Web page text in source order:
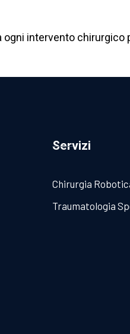
ogni intervento
Servizi
Chirurgia
Traumatologia